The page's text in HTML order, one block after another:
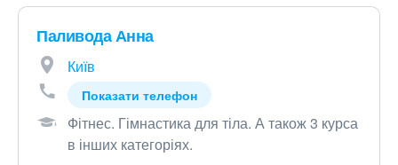
Паливода Анна
Київ
Показати телефон
Фітнес. Гімнастика для тіла. А також 3 курса
в інших категоріях.